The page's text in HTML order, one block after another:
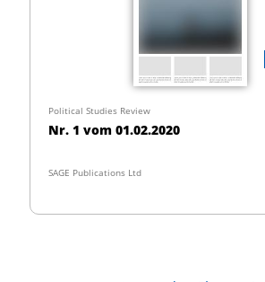
Political Studies Review
Nr. 1 vom 01.02.2020
SAGE Publications Ltd